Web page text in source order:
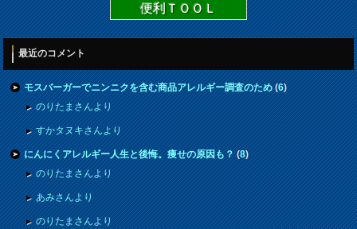
便利ＴＯＯＬ
最近のコメント
モスバーガーでニンニクを含む商品アレルギー調査のため(6)
のりたまさんより
すかタヌキさんより
にんにくアレルギー人生と後悔。痩せの原因も？(8)
のりたまさんより
あみさんより
のりたまさんより